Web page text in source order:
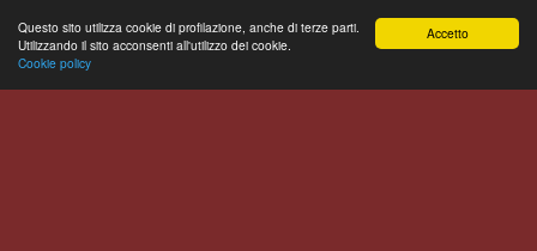
Accetto
Questo sito utilizza cookie di profilazione, anche di terze parti.
Utilizzando il sito acconsenti all'utilizzo dei cookie.
Cookie policy